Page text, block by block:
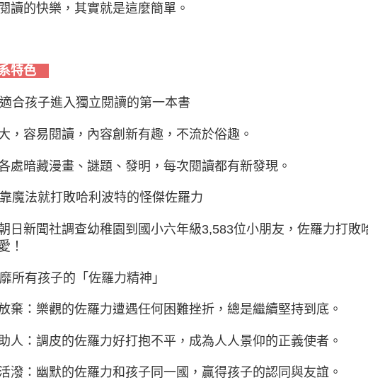
讀的快樂，其實就是這麼簡單。
特色
合孩子進入獨立閱讀的第一本書
，容易閱讀，內容創新有趣，不流於俗趣。
處暗藏漫畫、謎題、發明，每次閱讀都有新發現。
魔法就打敗哈利波特的怪傑佐羅力
日新聞社調查幼稚園到國小六年級3,583位小朋友，佐羅力打敗
！
所有孩子的「佐羅力精神」
棄：樂觀的佐羅力遭遇任何困難挫折，總是繼續堅持到底。
人：調皮的佐羅力好打抱不平，成為人人景仰的正義使者。
潑：幽默的佐羅力和孩子同一國，贏得孩子的認同與友誼。